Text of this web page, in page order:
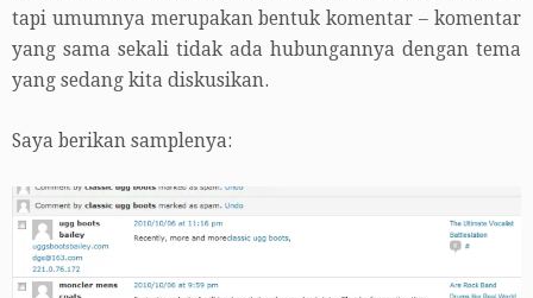
tapi umumnya merupakan bentuk komentar – komentar
yang sama sekali tidak ada hubungannya dengan tema
yang sedang kita diskusikan.
Saya berikan samplenya: